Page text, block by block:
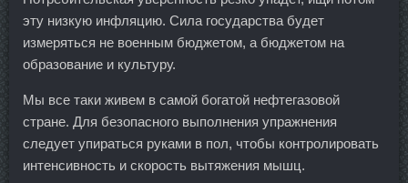
эту низкую инфляцию. Сила государства будет
измеряться не военным бюджетом, а бюджетом на
образование и культуру.
Мы все таки живем в самой богатой нефтегазовой
стране. Для безопасного выполнения упражнения
следует упираться руками в пол, чтобы контролировать
интенсивность и скорость вытяжения мышц.